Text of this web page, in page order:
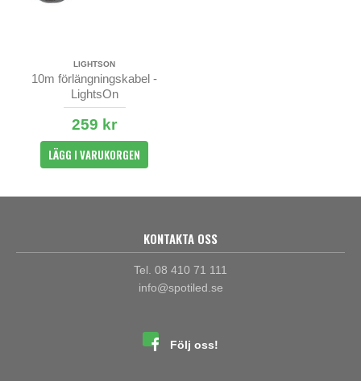
LIGHTSON
10m förlängningskabel -
LightsOn
259 kr
LÄGG I VARUKORGEN
KONTAKTA OSS
Tel. 08 410 71 111
info@spotiled.se
Följ oss!